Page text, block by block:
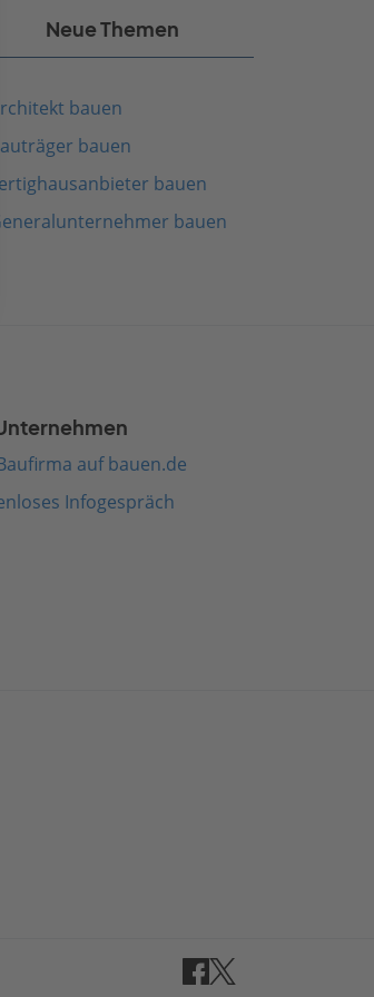
Neue Themen
bauen
bauen
bauen
bauen
auf bauen.de
Infogespräch
Facebook